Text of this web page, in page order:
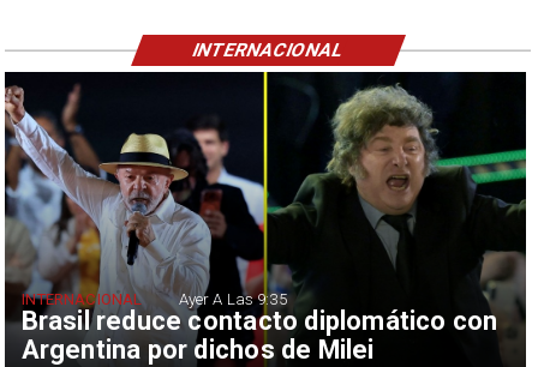
Brasil reduce contacto diplomático con
Argentina por dichos de Milei
INTERNACIONAL Ayer A Las 9:35
INTERNACIONAL